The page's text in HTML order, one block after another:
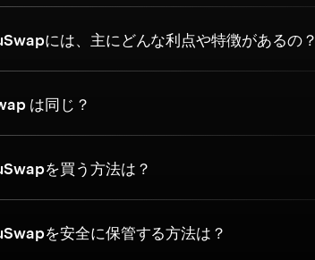
には、主にどんな利点や特徴があるの？
は同じ？
を買う方法は？
を安全に保管する方法は？